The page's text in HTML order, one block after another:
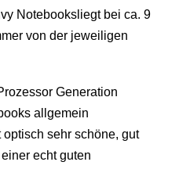
Notebooksliegt bei ca. 9
von der jeweiligen
Generation
allgemein
sehr schöne, gut
echt guten